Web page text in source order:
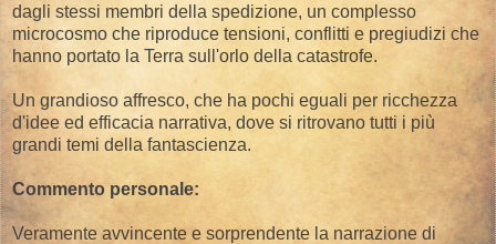
dagli stessi membri della spedizione, un complesso
microcosmo che riproduce tensioni, conflitti e pregiudizi che
hanno portato la Terra sull'orlo della catastrofe.
Un grandioso affresco, che ha pochi eguali per ricchezza
d'idee ed efficacia narrativa, dove si ritrovano tutti i più
grandi temi della fantascienza.
Commento personale:
Veramente avvincente e sorprendente la narrazione di